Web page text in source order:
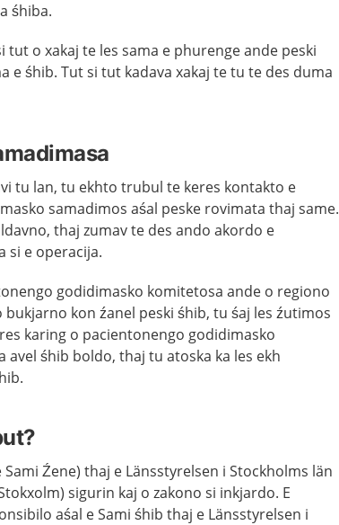
śhiba.
tut o xakaj te les sama e phurenge ande peski
e śhib. Tut si tut kadava xakaj te tu te des duma
tu lan, tu ekhto trubul te keres kontakto e
samadimos aśal peske rovimata thaj same.
thaj zumav te des ando akordo e
si e operacija.
godidimasko komitetosa ande o regiono
bukjarno kon źanel peski śhib, tu śaj les źutimos
karing o pacientonengo godidimasko
avel śhib boldo, thaj tu atoska ka les ekh
Źene) thaj e Länsstyrelsen i Stockholms län
sigurin kaj o zakono si inkjardo. E
aśal e Sami śhib thaj e Länsstyrelsen i